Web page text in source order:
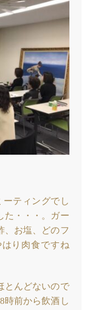
ティングでし
た・・・。ガー
、お塩、どのフ
り肉食ですね
とんどないので
時前から飲酒し